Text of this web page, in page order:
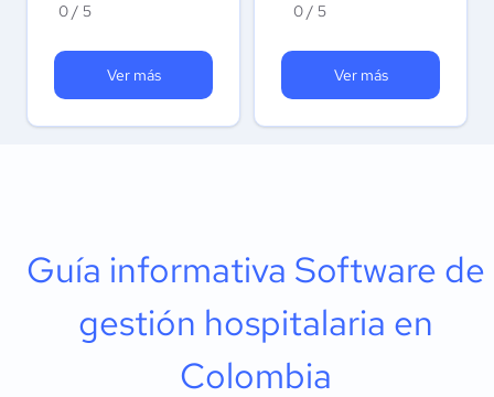
0 / 5
Ver más
0 / 5
Ver más
Guía informativa Software de
gestión hospitalaria en
Colombia